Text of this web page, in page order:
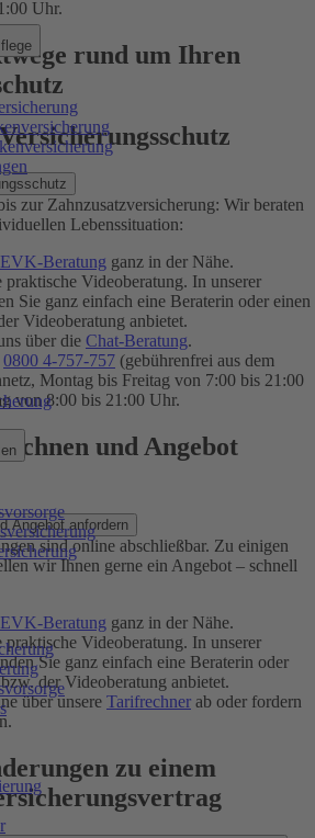
Uhr.
rund um Ihren
zur Zahnzusatzversicherung: Wir beraten
Lebenssituation:
Beratung ganz in der Nähe.
praktische Videoberatung. In unserer
Sie ganz einfach eine Beraterin oder einen
Videoberatung anbietet.
über die Chat-Beratung.
0800 4-757-757 (gebührenfrei aus dem
Montag bis Freitag von 7:00 bis 21:00
von 8:00 bis 21:00 Uhr.
und Angebot
Angebot anfordern
sind online abschließbar. Zu einigen
wir Ihnen gerne ein Angebot – schnell
Beratung ganz in der Nähe.
praktische Videoberatung. In unserer
Sie ganz einfach eine Beraterin oder
der Videoberatung anbietet.
über unsere Tarifrechner ab oder fordern
zu einem